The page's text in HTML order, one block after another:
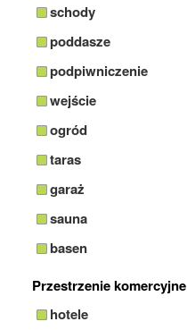
schody
poddasze
podpiwniczenie
wejście
ogród
taras
garaż
sauna
basen
Przestrzenie komercyjne
hotele